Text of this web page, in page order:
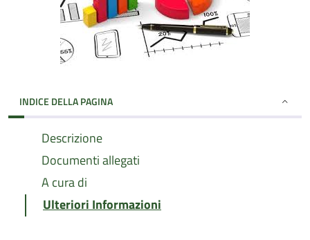
INDICE DELLA PAGINA
Descrizione
Documenti allegati
A cura di
Ulteriori Informazioni